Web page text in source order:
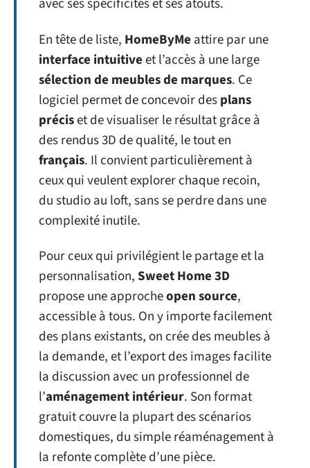
avec ses spécificités et ses atouts.
En tête de liste, HomeByMe attire par une
interface intuitiveet l’accès à une large
sélection de meubles de marques. Ce
logiciel permet de concevoir desplans
préciset de visualiser le résultat grâce à
des rendus 3D de qualité, le tout en
français. Il convient particulièrement à
ceux qui veulent explorer chaque recoin,
du studio au loft, sans se perdre dans une
complexité inutile.
Pour ceux qui privilégient le partage et la
personnalisation,Sweet Home 3D
propose une approcheopen source,
accessible à tous. On y importe facilement
des plans existants, on crée des meubles à
la demande, et l’export des images facilite
la discussion avec un professionnel de
l’aménagement intérieur. Son format
gratuit couvre la plupart des scénarios
domestiques, du simple réaménagement à
la refonte complète d’une pièce.